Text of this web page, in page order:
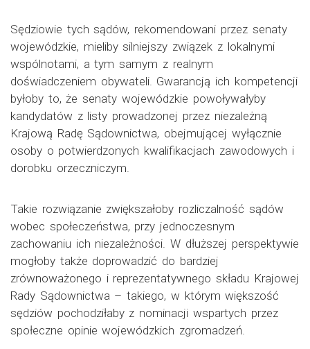
Sędziowie tych sądów, rekomendowani przez senaty
wojewódzkie, mieliby silniejszy związek z lokalnymi
wspólnotami, a tym samym z realnym
doświadczeniem obywateli. Gwarancją ich kompetencji
byłoby to, że senaty wojewódzkie powoływałyby
kandydatów z listy prowadzonej przez niezależną
Krajową Radę Sądownictwa, obejmującej wyłącznie
osoby o potwierdzonych kwalifikacjach zawodowych i
dorobku orzeczniczym.
Takie rozwiązanie zwiększałoby rozliczalność sądów
wobec społeczeństwa, przy jednoczesnym
zachowaniu ich niezależności. W dłuższej perspektywie
mogłoby także doprowadzić do bardziej
zrównoważonego i reprezentatywnego składu Krajowej
Rady Sądownictwa – takiego, w którym większość
sędziów pochodziłaby z nominacji wspartych przez
społeczne opinie wojewódzkich zgromadzeń.